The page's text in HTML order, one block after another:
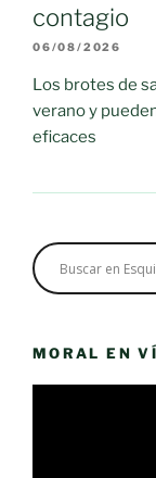
contagio
06/08/2026
Los brotes de
verano y
eficaces
MORAL EN